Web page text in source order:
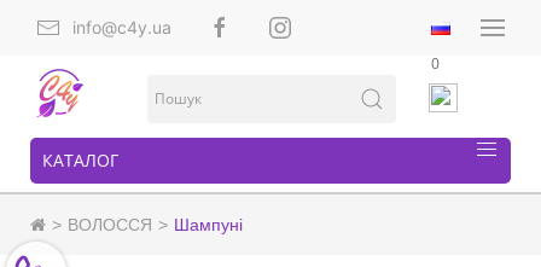
info@c4y.ua
0
КАТАЛОГ
ВОЛОССЯ Шампуні